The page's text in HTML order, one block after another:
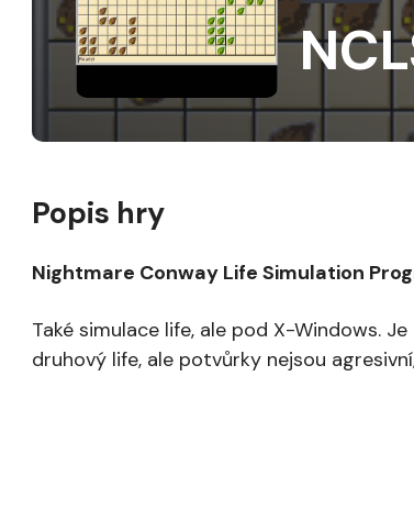
Popis hry
Nightmare Conway Life Simulation
Také simulace life, ale pod X-Windows.
druhový life, ale potvůrky nejsou